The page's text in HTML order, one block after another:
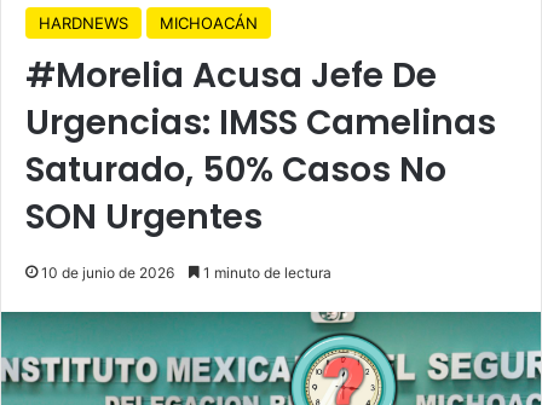
HARDNEWS MICHOACÁN
#Morelia Acusa Jefe De
Urgencias: IMSS Camelinas
Saturado, 50% Casos No
SON Urgentes
10 de junio de 2026 1 minuto de lectura